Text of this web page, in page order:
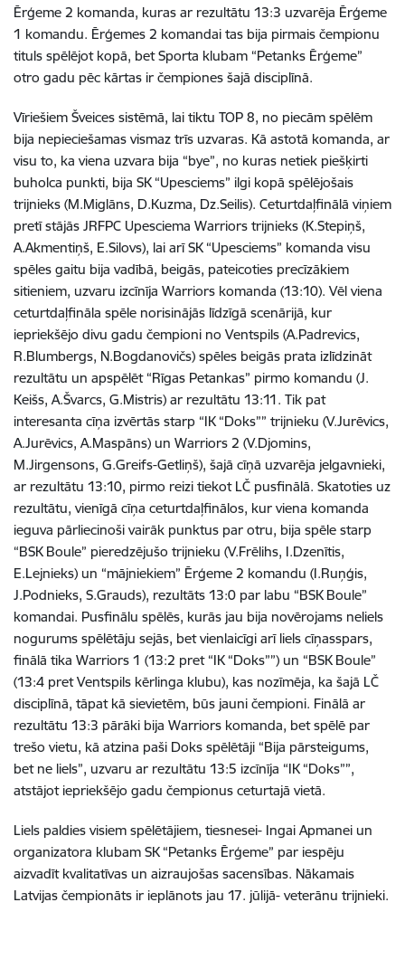
Ērģeme 2 komanda, kuras ar rezultātu 13:3 uzvarēja Ērģeme
1 komandu. Ērģemes 2 komandai tas bija pirmais čempionu
tituls spēlējot kopā, bet Sporta klubam “Petanks Ērģeme”
otro gadu pēc kārtas ir čempiones šajā disciplīnā.
Vīriešiem Šveices sistēmā, lai tiktu TOP 8, no piecām spēlēm
bija nepieciešamas vismaz trīs uzvaras. Kā astotā komanda, ar
visu to, ka viena uzvara bija “bye”, no kuras netiek piešķirti
buholca punkti, bija SK “Upesciems” ilgi kopā spēlējošais
trijnieks (M.Miglāns, D.Kuzma, Dz.Seilis). Ceturtdaļfinālā viņiem
pretī stājās JRFPC Upesciema Warriors trijnieks (K.Stepiņš,
A.Akmentiņš, E.Silovs), lai arī SK “Upesciems” komanda visu
spēles gaitu bija vadībā, beigās, pateicoties precīzākiem
sitieniem, uzvaru izcīnīja Warriors komanda (13:10). Vēl viena
ceturtdaļfināla spēle norisinājās līdzīgā scenārijā, kur
iepriekšējo divu gadu čempioni no Ventspils (A.Padrevics,
R.Blumbergs, N.Bogdanovičs) spēles beigās prata izlīdzināt
rezultātu un apspēlēt “Rīgas Petankas” pirmo komandu (J.
Keišs, A.Švarcs, G.Mistris) ar rezultātu 13:11. Tik pat
interesanta cīņa izvērtās starp “IK “Doks”” trijnieku (V.Jurēvics,
A.Jurēvics, A.Maspāns) un Warriors 2 (V.Djomins,
M.Jirgensons, G.Greifs-Getliņš), šajā cīņā uzvarēja jelgavnieki,
ar rezultātu 13:10, pirmo reizi tiekot LČ pusfinālā. Skatoties uz
rezultātu, vienīgā cīņa ceturtdaļfinālos, kur viena komanda
ieguva pārliecinoši vairāk punktus par otru, bija spēle starp
“BSK Boule” pieredzējušo trijnieku (V.Frēlihs, I.Dzenītis,
E.Lejnieks) un “mājniekiem” Ērģeme 2 komandu (I.Ruņģis,
J.Podnieks, S.Grauds), rezultāts 13:0 par labu “BSK Boule”
komandai. Pusfinālu spēlēs, kurās jau bija novērojams neliels
nogurums spēlētāju sejās, bet vienlaicīgi arī liels cīņasspars,
finālā tika Warriors 1 (13:2 pret “IK “Doks””) un “BSK Boule”
(13:4 pret Ventspils kērlinga klubu), kas nozīmēja, ka šajā LČ
disciplīnā, tāpat kā sievietēm, būs jauni čempioni. Finālā ar
rezultātu 13:3 pārāki bija Warriors komanda, bet spēlē par
trešo vietu, kā atzina paši Doks spēlētāji “Bija pārsteigums,
bet ne liels”, uzvaru ar rezultātu 13:5 izcīnīja “IK “Doks””,
atstājot iepriekšējo gadu čempionus ceturtajā vietā.
Liels paldies visiem spēlētājiem, tiesnesei- Ingai Apmanei un
organizatora klubam SK “Petanks Ērģeme” par iespēju
aizvadīt kvalitatīvas un aizraujošas sacensības. Nākamais
Latvijas čempionāts ir ieplānots jau 17. jūlijā- veterānu trijnieki.